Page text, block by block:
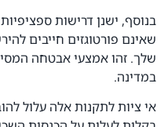
בנוסף, ישנן דרישות
שאינם פורטוגזים חייבים
שלך. זהו אמצעי אבטחה
במדינה.
אי ציות לתקנות אלה עלול